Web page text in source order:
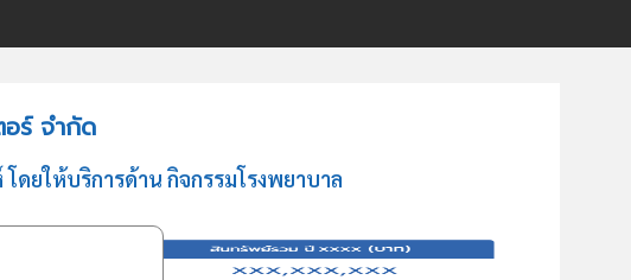
ร์ จำกัด
ยให้บริการด้าน กิจกรรมโรงพยาบาล